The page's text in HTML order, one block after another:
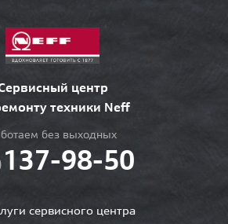
центр
техники Neff
без выходных
137-98-50
сервисного центра